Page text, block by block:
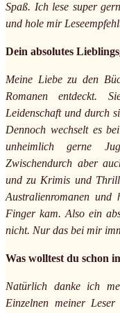
Spaß. Ich lese super
und hole mir
Dein absolutes
Meine Liebe zu den
Romanen entdeckt.
Leidenschaft und durch
Dennoch wechselt es
unheimlich gerne
Zwischendurch aber
und zu Krimis und
Australienromanen
Finger kam. Also ein
nicht. Nur das bei mir
Was wolltest du schon
Natürlich danke ich
Einzelnen meiner